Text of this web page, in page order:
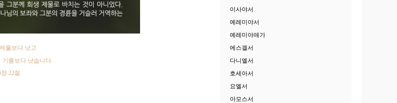
물보다 낫고
기름보다 낫습니다
장22절
이사야서
예레미야서
예레미야애가
에스겔서
다니엘서
호세아서
요엘서
아모스서